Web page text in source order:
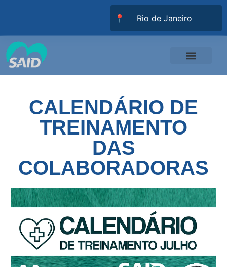
📍
CALENDÁRIO DE
TREINAMENTO
DAS
COLABORADORAS